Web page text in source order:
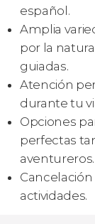
español.
Amplia
por la
guiadas.
Atención
durante tu
Opciones
perfectas
aventureros.
actividades.